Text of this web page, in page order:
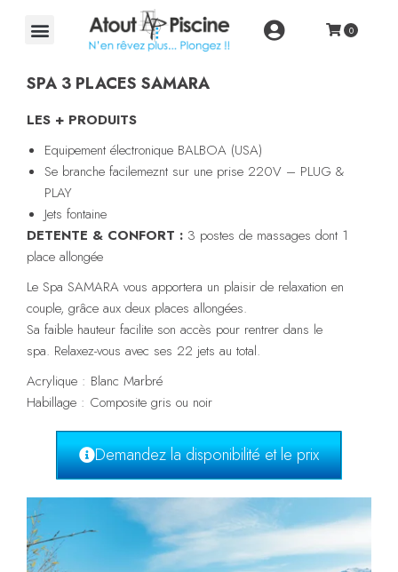
SPA 3 PLACES SAMARA
LES + PRODUITS
Equipement électronique BALBOA (USA)
Se branche facilemeznt sur une prise 220V – PLUG &
PLAY
Jets fontaine
DETENTE & CONFORT : 3 postes de massages dont 1
place allongée
Le Spa SAMARA vous apportera un plaisir de relaxation en
couple, grâce aux deux places allongées.
Sa faible hauteur facilite son accès pour rentrer dans le
spa. Relaxez-vous avec ses 22 jets au total.
Acrylique : Blanc Marbré
Habillage : Composite gris ou noir
Demandez la disponibilité et le prix